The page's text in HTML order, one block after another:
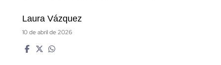
Laura Vázquez
10 de abril de 2026